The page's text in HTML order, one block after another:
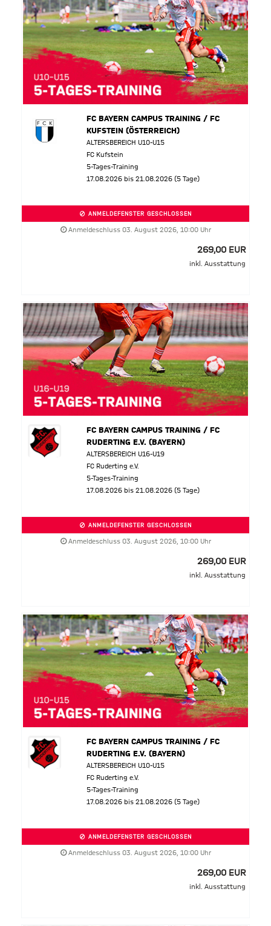
FC BAYERN CAMPUS TRAINING / FC
KUFSTEIN (ÖSTERREICH)
ALTERSBEREICH U10-U15
FC Kufstein
5-Tages-Training
17.08.2026 bis 21.08.2026 (5 Tage)
ANMELDEFENSTER GESCHLOSSEN
Anmeldeschluss 03. August 2026, 10:00 Uhr
269,00 EUR
inkl. Ausstattung
FC BAYERN CAMPUS TRAINING / FC
RUDERTING E.V. (BAYERN)
ALTERSBEREICH U16-U19
FC Ruderting e.V.
5-Tages-Training
17.08.2026 bis 21.08.2026 (5 Tage)
ANMELDEFENSTER GESCHLOSSEN
Anmeldeschluss 03. August 2026, 10:00 Uhr
269,00 EUR
inkl. Ausstattung
FC BAYERN CAMPUS TRAINING / FC
RUDERTING E.V. (BAYERN)
ALTERSBEREICH U10-U15
FC Ruderting e.V.
5-Tages-Training
17.08.2026 bis 21.08.2026 (5 Tage)
ANMELDEFENSTER GESCHLOSSEN
Anmeldeschluss 03. August 2026, 10:00 Uhr
269,00 EUR
inkl. Ausstattung